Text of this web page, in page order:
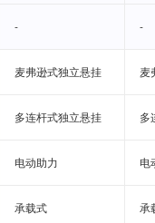
- -
麦弗逊式独立悬挂 麦
多连杆式独立悬挂 多
电动助力 电
承载式 承
- -
麦弗逊式独立悬挂 麦
多连杆式独立悬挂 多
电动助力 电
承载式 承